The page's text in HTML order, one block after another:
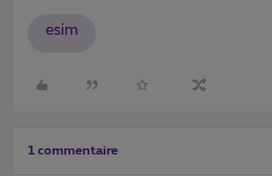
esim
1 commentaire